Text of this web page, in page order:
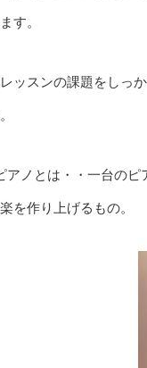
す。
ッスンの課題をしっ
アノとは・・一台の
を作り上げるもの。